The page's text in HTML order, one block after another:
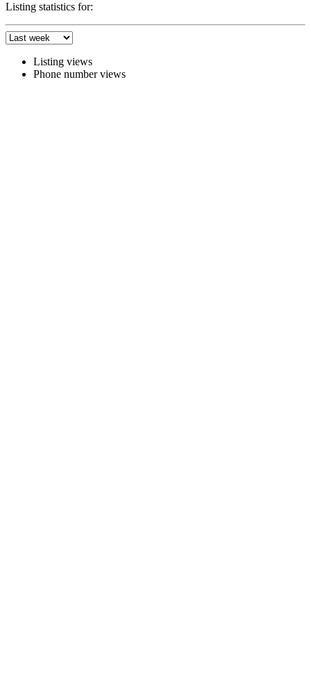
Listing statistics for:
Listing views
Phone number views